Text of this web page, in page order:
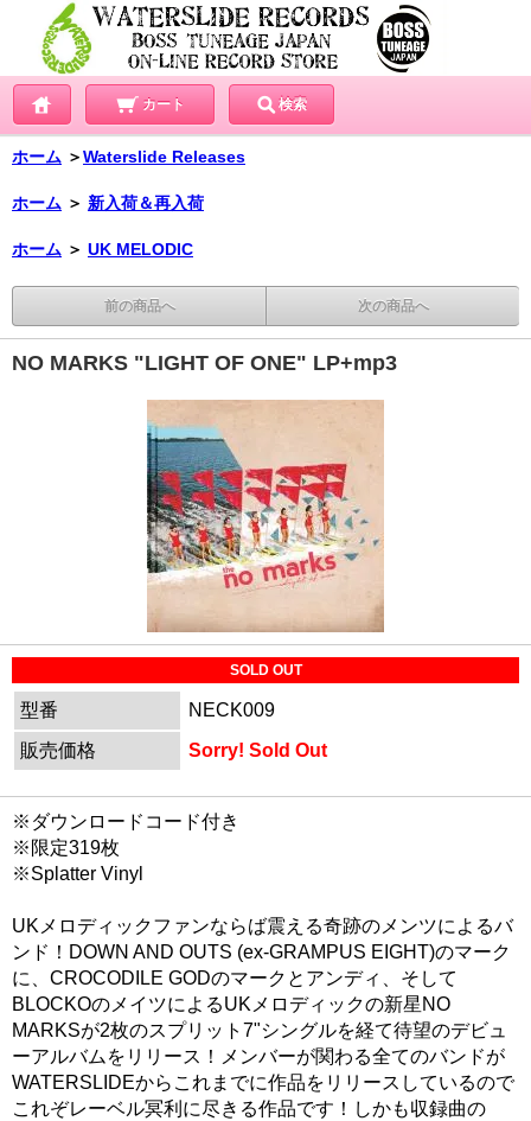
カート 検索
ホーム ＞Waterslide Releases
ホーム ＞ 新入荷＆再入荷
ホーム ＞ UK MELODIC
前の商品へ 次の商品へ
NO MARKS "LIGHT OF ONE" LP+mp3
SOLD OUT
型番
NECK009
販売価格
Sorry! Sold Out
※ダウンロードコード付き
※限定319枚
※Splatter Vinyl
UKメロディックファンならば震える奇跡のメンツによるバ
ンド！DOWN AND OUTS (ex-GRAMPUS EIGHT)のマーク
に、CROCODILE GODのマークとアンディ、そして
BLOCKOのメイツによるUKメロディックの新星NO
MARKSが2枚のスプリット7"シングルを経て待望のデビュ
ーアルバムをリリース！メンバーが関わる全てのバンドが
WATERSLIDEからこれまでに作品をリリースしているので
これぞレーベル冥利に尽きる作品です！しかも収録曲の